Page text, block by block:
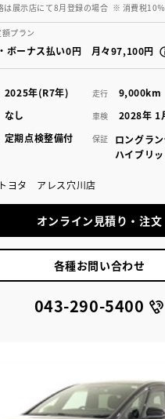
展示店にて8月登録の場合 ※ 消費税10
プラン
ボーナス払い0円 月々97,100円
2025年(R7年) 走行 9,000km
なし 車検 2028年 1
定期点検整備付 保証
ロングラ
ハイブリ
ヨタ アレス穴川店
オンライン見積り・注文
各種お問い合わせ
043-290-5400